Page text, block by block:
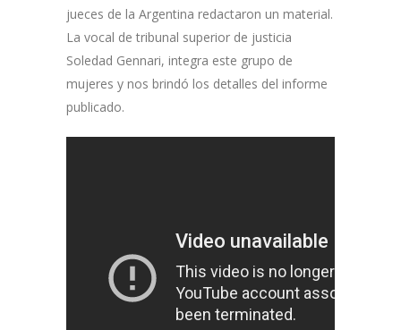
jueces de la Argentina redactaron un material.
La vocal de tribunal superior de justicia
Soledad Gennari, integra este grupo de
mujeres y nos brindó los detalles del informe
publicado.